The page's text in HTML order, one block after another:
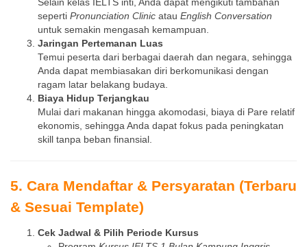
Selain kelas IELTS inti, Anda dapat mengikuti tambahan
seperti Pronunciation Clinic atau English Conversation
untuk semakin mengasah kemampuan.
Jaringan Pertemanan Luas
Temui peserta dari berbagai daerah dan negara, sehingga
Anda dapat membiasakan diri berkomunikasi dengan
ragam latar belakang budaya.
Biaya Hidup Terjangkau
Mulai dari makanan hingga akomodasi, biaya di Pare relatif
ekonomis, sehingga Anda dapat fokus pada peningkatan
skill tanpa beban finansial.
5. Cara Mendaftar & Persyaratan (Terbaru
& Sesuai Template)
Cek Jadwal & Pilih Periode Kursus